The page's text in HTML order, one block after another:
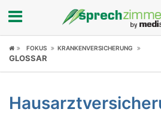
Fokus
Symptome
FOKUS KRANKENVERSICHERUNG
GLOSSAR